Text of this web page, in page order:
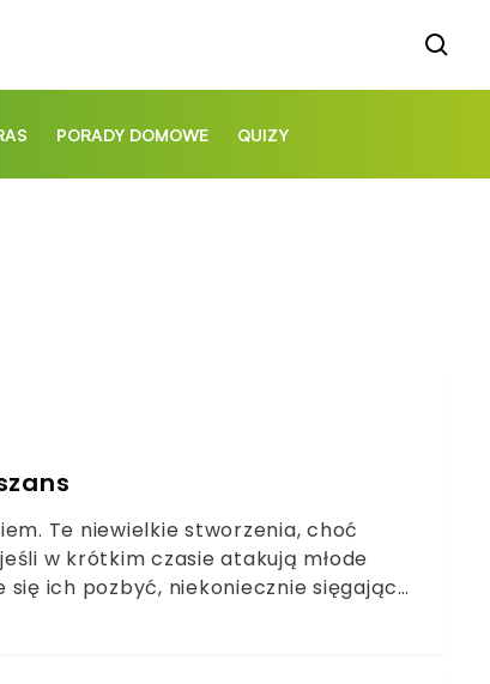
PORADY DOMOWE QUIZY
Te niewielkie stworzenia, choć
w krótkim czasie atakują młode
się ich pozbyć, niekoniecznie sięgając